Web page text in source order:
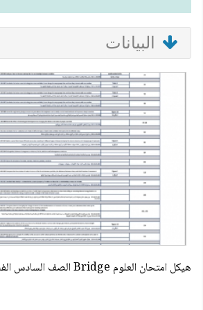
البيانات
هيكل امتحان العلوم Bridge الصف السادس الفصل الأول